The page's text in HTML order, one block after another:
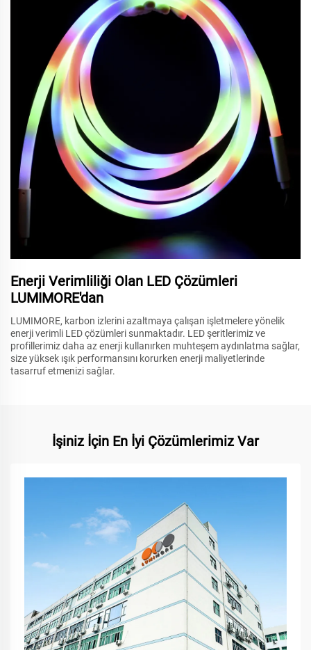
Enerji Verimliliği Olan LED Çözümleri
LUMIMORE'dan
LUMIMORE, karbon izlerini azaltmaya çalışan işletmelere yönelik
enerji verimli LED çözümleri sunmaktadır. LED şeritlerimiz ve
profillerimiz daha az enerji kullanırken muhteşem aydınlatma sağlar,
size yüksek ışık performansını korurken enerji maliyetlerinde
tasarruf etmenizi sağlar.
İşiniz İçin En İyi Çözümlerimiz Var